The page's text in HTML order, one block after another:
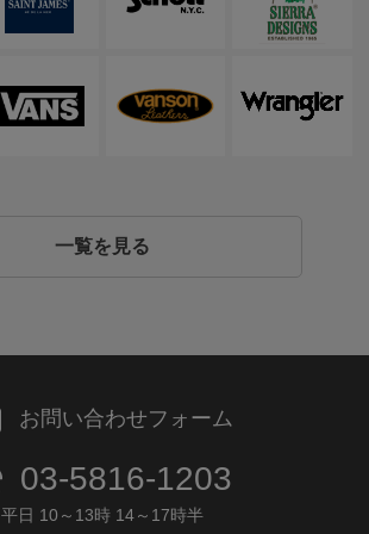
一覧を見る
お問い合わせフォーム
03-5816-1203
平日 10～13時 14～17時半